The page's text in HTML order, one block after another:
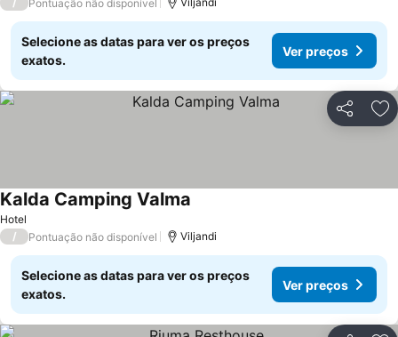
Pontuação não disponível
Selecione as datas para ver os preços
exatos.
Ver preços
Partilhar
Hotel
Kalda Camping Valma
/ Pontuação não disponível Viljandi
Selecione as datas para ver os preços
exatos.
Ver preços